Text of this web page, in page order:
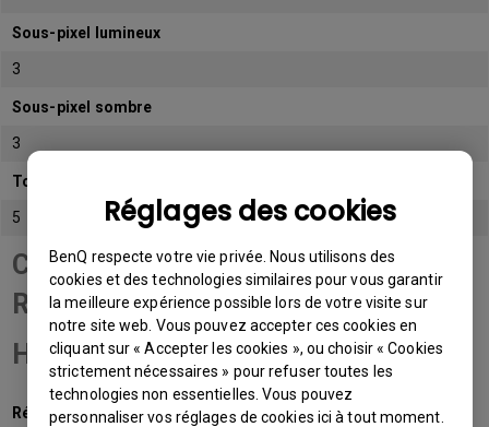
Réglages des cookies
BenQ respecte votre vie privée. Nous utilisons des
cookies et des technologies similaires pour vous garantir
la meilleure expérience possible lors de votre visite sur
notre site web. Vous pouvez accepter ces cookies en
cliquant sur « Accepter les cookies », ou choisir « Cookies
strictement nécessaires » pour refuser toutes les
technologies non essentielles. Vous pouvez
personnaliser vos réglages de cookies ici à tout moment.
Sous-pixel lumineux
3
Sous-pixel sombre
3
Total de sous-pixels admissibles
5
Catégorie de panneau
Résolution Full
HD (FHD)
Résolution native